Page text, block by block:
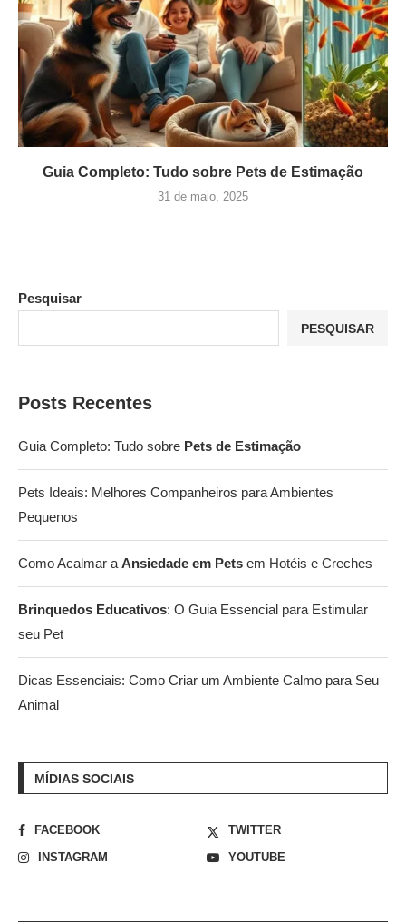
Guia Completo: Tudo sobre Pets de Estimação
31 de maio, 2025
Pesquisar
PESQUISAR
Posts Recentes
Guia Completo: Tudo sobre Pets de Estimação
Pets Ideais: Melhores Companheiros para Ambientes
Pequenos
Como Acalmar a Ansiedade em Pets em Hotéis e Creches
Brinquedos Educativos: O Guia Essencial para Estimular
seu Pet
Dicas Essenciais: Como Criar um Ambiente Calmo para Seu
Animal
MÍDIAS SOCIAIS
FACEBOOK
TWITTER
INSTAGRAM
YOUTUBE